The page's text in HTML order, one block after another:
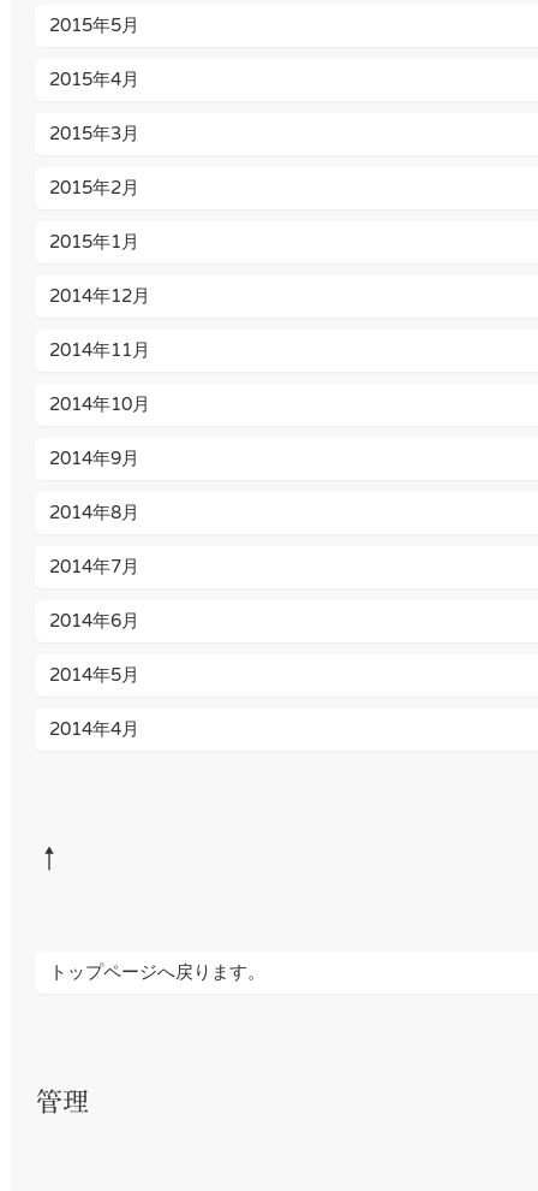
2015年5月
2015年4月
2015年3月
2015年2月
2015年1月
2014年12月
2014年11月
2014年10月
2014年9月
2014年8月
2014年7月
2014年6月
2014年5月
2014年4月
↑
トップページへ戻ります。
管理